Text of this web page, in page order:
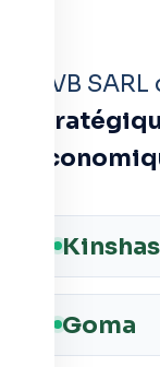
GVB
Goma